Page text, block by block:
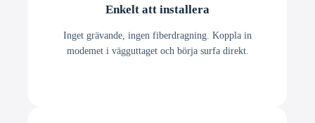
Enkelt att installera
Inget grävande, ingen fiberdragning. Koppla in
modemet i vägguttaget och börja surfa direkt.